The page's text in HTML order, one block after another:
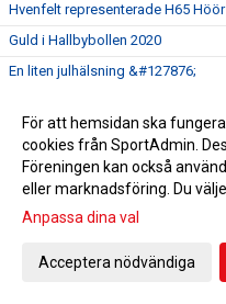
Hvenfelt representerade H65
Guld i Hallbybollen 2020
En liten julhälsning &#127876;
Nylansering - H65 Shoppen
Flickor A vidare till Steg 3 i USM
Radiointervju med tre tjejer från F
Save the date!
Grym Gry och pigg Pripp när
EHF-cupen: Knapp seger efter
För att hemsidan ska
cookies från SportAdmin.
Föreningen kan också
eller marknadsföring. Du
Anpassa dina val
Acceptera nödvändiga